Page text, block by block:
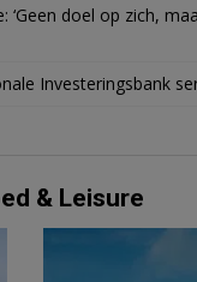
doel op zich,
Investeringsbank
& Leisure